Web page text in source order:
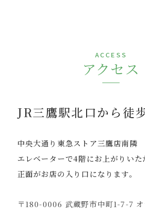
ACCESS
アクセス
JR三鷹駅北口から徒
中央大通り東急ストア三鷹店南隣
エレベーターで4階にお上がりいた
正面がお店の入り口になります。
〒180-0006 武蔵野市中町1-7-7